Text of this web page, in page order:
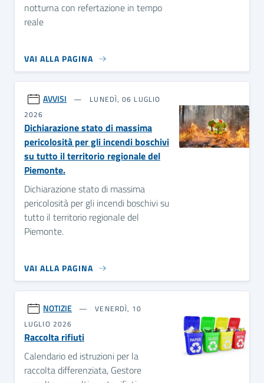
notturna con refertazione in tempo
reale
VAI ALLA PAGINA
AVVISI
LUNEDÌ, 06 LUGLIO
2026
Dichiarazione stato di massima
pericolosità per gli incendi boschivi
su tutto il territorio regionale del
Piemonte.
Dichiarazione stato di massima
pericolosità per gli incendi boschivi su
tutto il territorio regionale del
Piemonte.
VAI ALLA PAGINA
NOTIZIE
VENERDÌ, 10
LUGLIO 2026
Raccolta rifiuti
Calendario ed istruzioni per la
raccolta differenziata, Gestore